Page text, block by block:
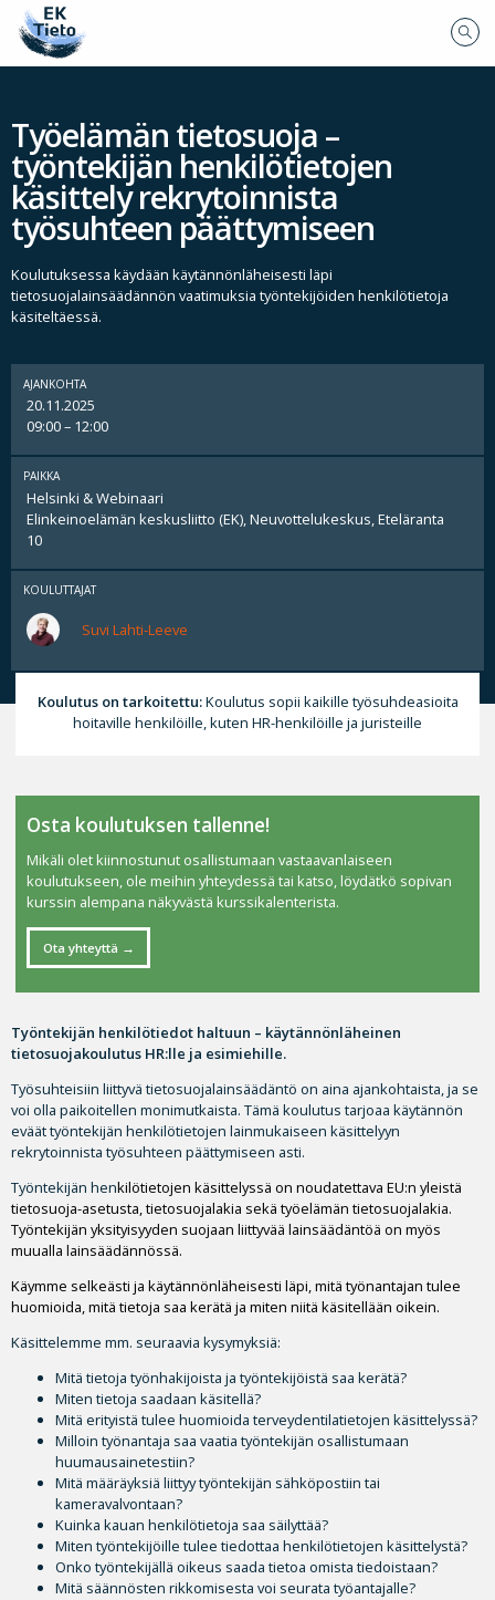
Työelämän tietosuoja –
työntekijän henkilötietojen
käsittely rekrytoinnista
työsuhteen päättymiseen
Koulutuksessa käydään käytännönläheisesti läpi
tietosuojalainsäädännön vaatimuksia työntekijöiden henkilötietoja
käsiteltäessä.
AJANKOHTA
20.11.2025
09:00 – 12:00
PAIKKA
Helsinki & Webinaari
Elinkeinoelämän keskusliitto (EK), Neuvottelukeskus, Eteläranta
10
KOULUTTAJAT
Suvi Lahti-Leeve
Koulutus on tarkoitettu:Koulutus sopii kaikille työsuhdeasioita
hoitaville henkilöille, kuten HR-henkilöille ja juristeille
Työntekijän henkilötiedot haltuun – käytännönläheinen
tietosuojakoulutus HR:lle ja esimiehille.
Työsuhteisiin liittyvä tietosuojalainsäädäntö on aina ajankohtaista, ja se
voi olla paikoitellen monimutkaista. Tämä koulutus tarjoaa käytännön
eväät työntekijän henkilötietojen lainmukaiseen käsittelyyn
rekrytoinnista työsuhteen päättymiseen asti.
Työntekijän henkilötietojen käsittelyssä on noudatettava EU:n yleistä
tietosuoja-asetusta, tietosuojalakia sekä työelämän tietosuojalakia.
Työntekijän yksityisyyden suojaan liittyvää lainsäädäntöä on myös
muualla lainsäädännössä.
Käymme selkeästi ja käytännönläheisesti läpi, mitä työnantajan tulee
huomioida, mitä tietoja saa kerätä ja miten niitä käsitellään oikein.
Käsittelemme mm. seuraavia kysymyksiä:
Mitä tietoja työnhakijoista ja työntekijöistä saa kerätä?
Miten tietoja saadaan käsitellä?
Mitä erityistä tulee huomioida terveydentilatietojen käsittelyssä?
Milloin työnantaja saa vaatia työntekijän osallistumaan
huumausainetestiin?
Mitä määräyksiä liittyy työntekijän sähköpostiin tai
kameravalvontaan?
Kuinka kauan henkilötietoja saa säilyttää?
Miten työntekijöille tulee tiedottaa henkilötietojen käsittelystä?
Onko työntekijällä oikeus saada tietoa omista tiedoistaan?
Mitä säännösten rikkomisesta voi seurata työantajalle?
Osta koulutuksen tallenne!
Mikäli olet kiinnostunut osallistumaan vastaavanlaiseen
koulutukseen, ole meihin yhteydessä tai katso, löydätkö sopivan
kurssin alempana näkyvästä kurssikalenterista.
Ota yhteyttä